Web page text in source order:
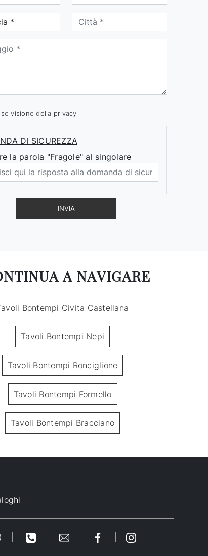
visione della privacy
DI SICUREZZA
la parola "Fragole" al singolare
INVIA
Wave
A NAVIGARE
Bontempi Civita Castellana
Tavoli Bontempi Nepi
Tavoli Bontempi Ronciglione
Tavoli Bontempi Formello
Tavoli Bontempi Bracciano